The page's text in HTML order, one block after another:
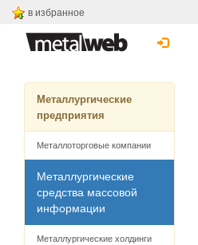
в избранное
Металлургические
предприятия
Металлоторговые компании
Металлургические
средства массовой
информации
Металлургические холдинги